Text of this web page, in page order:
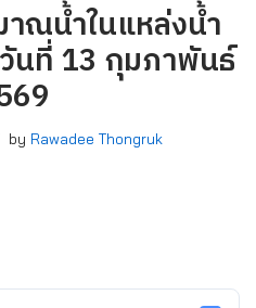
ณน้ำในแหล่งน้ำ
นที่ 13 กุมภาพันธ์
by Rawadee Thongruk